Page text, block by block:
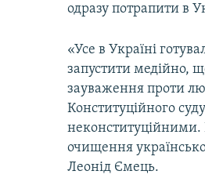
одразу потрапити в
«Усе в Україні
запустити медійно,
зауваження проти
Конституційного
неконституційними.
очищення
Леонід Ємець.